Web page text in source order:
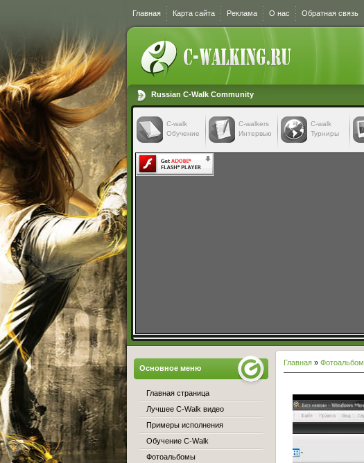
Главная Карта сайта Реклама О нас Обратная связь
Russian C-Walk Community
C-walk
Обучение
C-walkers
Интервью
С-walk
Турниры
Главная» Фотоальбом
Основное меню
Главная страница
Лучшее C-Walk видео
Примеры исполнения
Обучение C-Walk
Фотоальбомы